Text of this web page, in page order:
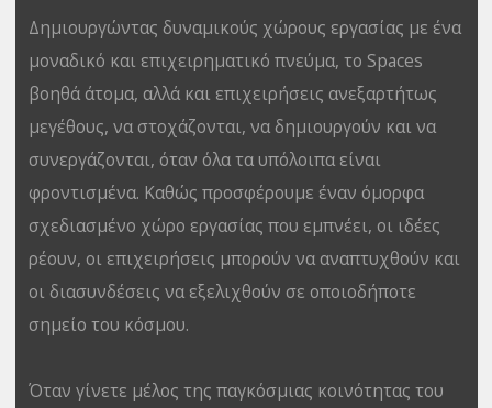
Δημιουργώντας δυναμικούς χώρους εργασίας με ένα
μοναδικό και επιχειρηματικό πνεύμα, το Spaces
βοηθά άτομα, αλλά και επιχειρήσεις ανεξαρτήτως
μεγέθους, να στοχάζονται, να δημιουργούν και να
συνεργάζονται, όταν όλα τα υπόλοιπα είναι
φροντισμένα. Καθώς προσφέρουμε έναν όμορφα
σχεδιασμένο χώρο εργασίας που εμπνέει, οι ιδέες
ρέουν, οι επιχειρήσεις μπορούν να αναπτυχθούν και
οι διασυνδέσεις να εξελιχθούν σε οποιοδήποτε
σημείο του κόσμου.
Όταν γίνετε μέλος της παγκόσμιας κοινότητας του